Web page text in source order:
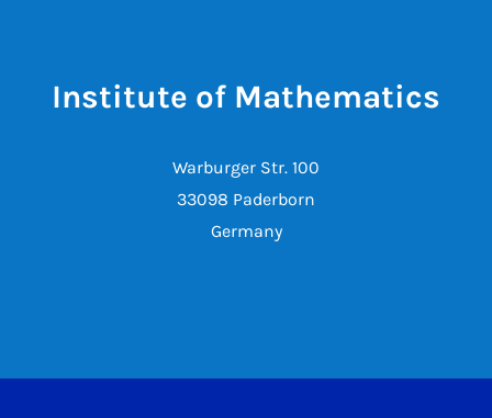
Institute of Mathematics
Warburger Str. 100
33098 Paderborn
Germany